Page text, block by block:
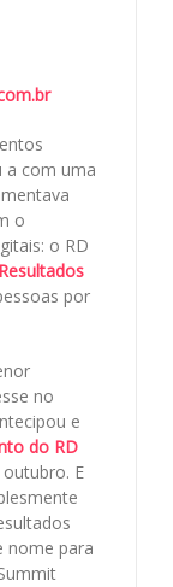
a com uma
o
o RD
Resultados
por
no
e
do RD
E
nome para